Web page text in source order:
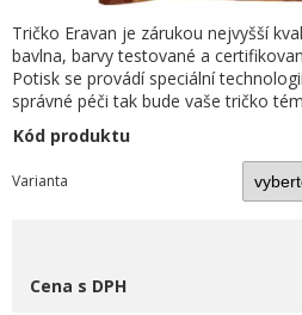
Tričko Eravan je zárukou nejvyšší
bavlna, barvy testované a
Potisk se provádí speciální
správné péči tak bude vaše tričko
Kód produktu
Varianta
Cena s DPH